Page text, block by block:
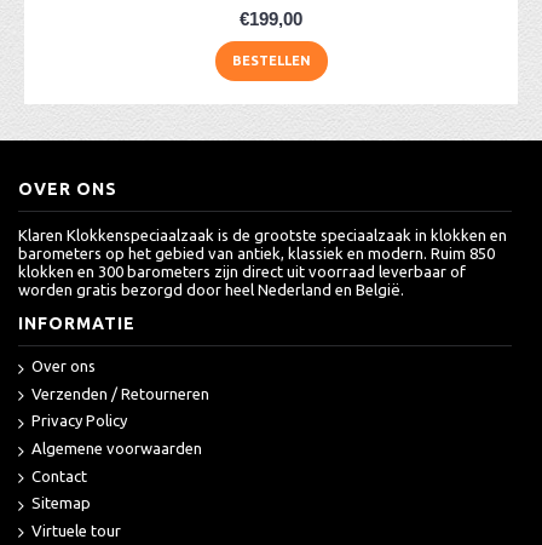
€199,00
BESTELLEN
OVER ONS
Klaren Klokkenspeciaalzaak is de grootste speciaalzaak in klokken en
barometers op het gebied van antiek, klassiek en modern. Ruim 850
klokken en 300 barometers zijn direct uit voorraad leverbaar of
worden gratis bezorgd door heel Nederland en België.
INFORMATIE
Over ons
Verzenden / Retourneren
Privacy Policy
Algemene voorwaarden
Contact
Sitemap
Virtuele tour